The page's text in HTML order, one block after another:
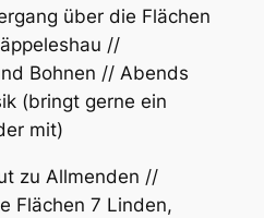
über die Flächen
//
Bohnen // Abends
(bringt gerne ein
mit)
zu Allmenden //
Flächen 7 Linden,